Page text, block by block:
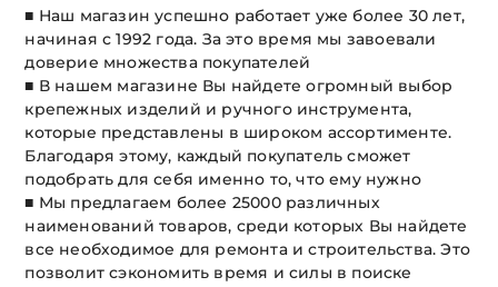
■ Наш магазин успешно работает уже более 30 лет,
начиная с 1992 года. За это время мы завоевали
доверие множества покупателей
■ В нашем магазине Вы найдете огромный выбор
крепежных изделий и ручного инструмента,
которые представлены в широком ассортименте.
Благодаря этому, каждый покупатель сможет
подобрать для себя именно то, что ему нужно
■ Мы предлагаем более 25000 различных
наименований товаров, среди которых Вы найдете
все необходимое для ремонта и строительства. Это
позволит сэкономить время и силы в поиске